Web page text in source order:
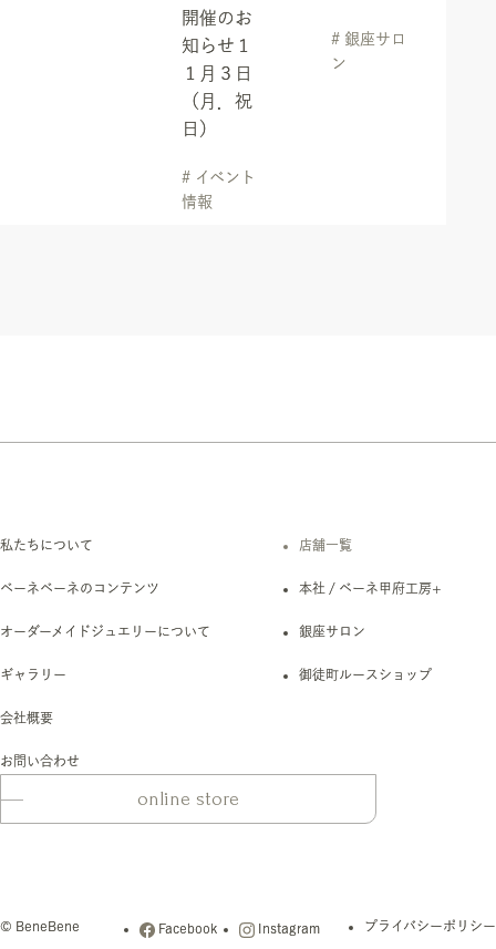
開催のお
知らせ１
１月３日
（月．祝
日）
# イベント
情報
# 銀座サロ
ン
私たちについて
ベーネベーネのコンテンツ
オーダーメイドジュエリーについて
ギャラリー
会社概要
お問い合わせ
店舗一覧
本社 / ベーネ甲府工房+
銀座サロン
御徒町ルースショップ
online store
© BeneBene Facebook Instagram プライバシーポリシー